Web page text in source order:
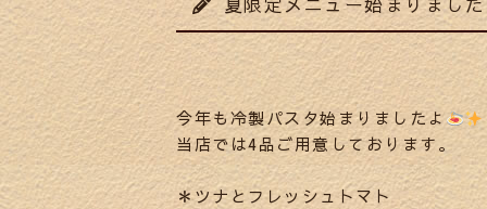
今年も冷製パスタ始まりましたよ
当店では4品ご用意しております。
＊ツナとフレッシュトマト